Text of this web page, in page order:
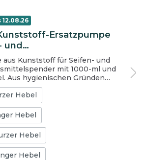
Ersatzpumpe
und
1000-ml,
aus Kunststoff für Seifen- und
mit 1000-ml und
in
regelmäßig
Spender, die zu
passen, finden Sie weiter
Hebel
Hebel
Hebel
Hebel